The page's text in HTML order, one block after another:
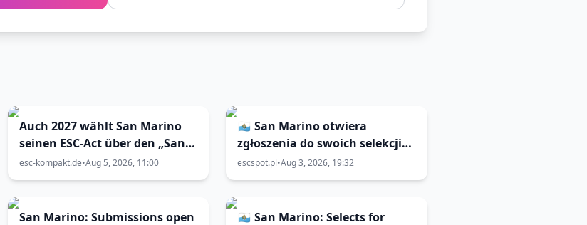
Auch 2027 wählt San Marino
seinen ESC-Act über den „San
Marino Song Contest“
esc-kompakt.de•Aug 5, 2026, 11:00
🇸🇲 San Marino otwiera
zgłoszenia do swoich selekcji
do 🇧🇬 Eurowizji 2027; finał 6
marca
escspot.pl•Aug 3, 2026, 19:32
San Marino: Submissions open 🇸🇲 San Marino: Selects for